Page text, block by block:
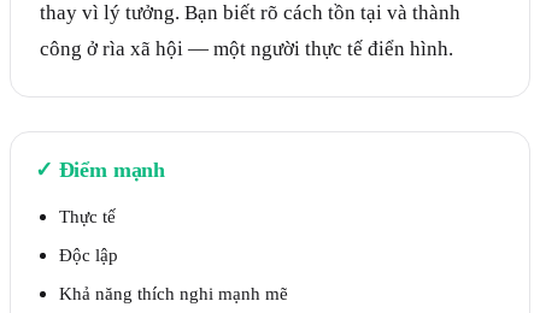
thay vì lý tưởng. Bạn biết rõ cách tồn tại và thành
công ở rìa xã hội — một người thực tế điển hình.
✓ Điểm mạnh
Thực tế
Độc lập
Khả năng thích nghi mạnh mẽ